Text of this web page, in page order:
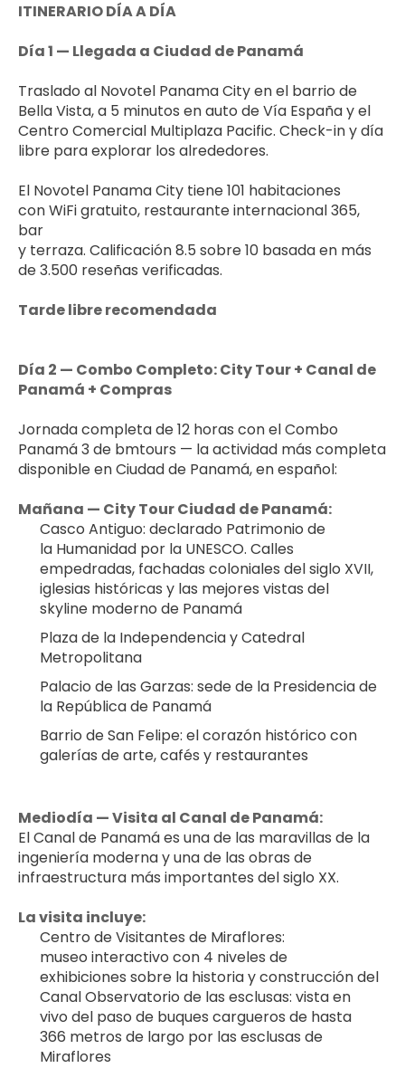
ITINERARIO DÍA A DÍA
Día 1 — Llegada a Ciudad de Panamá
Traslado al Novotel Panama City en el barrio de
Bella Vista, a 5 minutos en auto de Vía España y el
Centro Comercial Multiplaza Pacific. Check-in y día
libre para explorar los alrededores.
El Novotel Panama City tiene 101 habitaciones
con WiFi gratuito, restaurante internacional 365,
bar
y terraza. Calificación 8.5 sobre 10 basada en más
de 3.500 reseñas verificadas.
Tarde libre recomendada
Día 2 — Combo Completo: City Tour + Canal de
Panamá + Compras
Jornada completa de 12 horas con el Combo
Panamá 3 de bmtours — la actividad más completa
disponible en Ciudad de Panamá, en español:
Mañana — City Tour Ciudad de Panamá:
Casco Antiguo: declarado Patrimonio de
la Humanidad por la UNESCO. Calles
empedradas, fachadas coloniales del siglo XVII,
iglesias históricas y las mejores vistas del
skyline moderno de Panamá
Plaza de la Independencia y Catedral
Metropolitana
Palacio de las Garzas: sede de la Presidencia de
la República de Panamá
Barrio de San Felipe: el corazón histórico con
galerías de arte, cafés y restaurantes
Mediodía — Visita al Canal de Panamá:
El Canal de Panamá es una de las maravillas de la
ingeniería moderna y una de las obras de
infraestructura más importantes del siglo XX.
La visita incluye:
Centro de Visitantes de Miraflores:
museo interactivo con 4 niveles de
exhibiciones sobre la historia y construcción del
Canal Observatorio de las esclusas: vista en
vivo del paso de buques cargueros de hasta
366 metros de largo por las esclusas de
Miraflores